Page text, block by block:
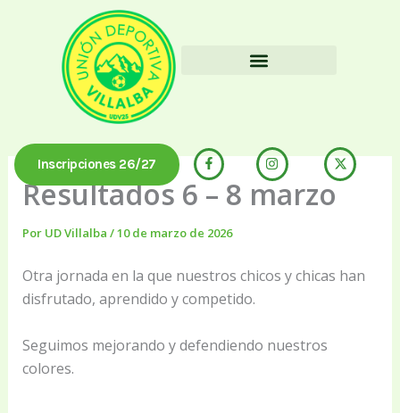
contenido
Inscripciones 26/27
Resultados 6 – 8 marzo
Por UD Villalba /10 de marzo de 2026
Otra jornada en la que nuestros chicos y chicas han
disfrutado, aprendido y competido.
Seguimos mejorando y defendiendo nuestros
colores.